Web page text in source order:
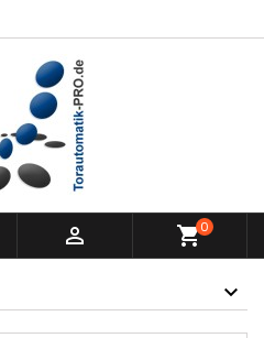
 shopping_cart0